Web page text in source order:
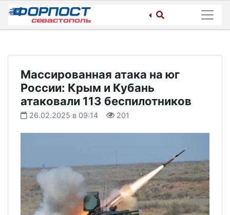
Skip
content
Массированная атака на юг
России: Крым и Кубань
атаковали 113 беспилотников
26.02.2025 в 09:14 201